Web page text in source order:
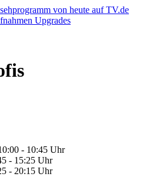
Upgrades
- 10:45 Uhr
- 15:25 Uhr
- 20:15 Uhr